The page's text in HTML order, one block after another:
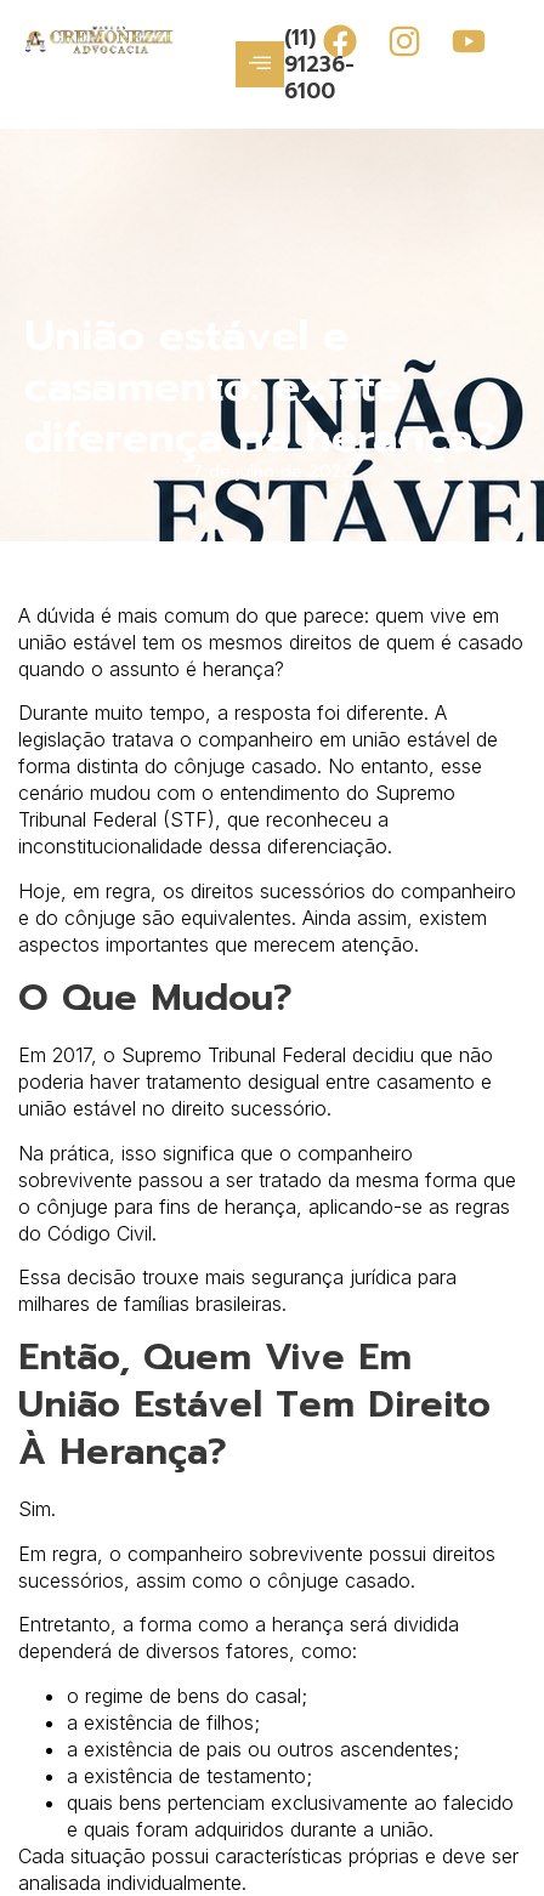
(11)
91236-
6100
casamento: existe
diferença na herança?
7 de julho de 2026
A dúvida é mais comum do que parece: quem vive em
união estável tem os mesmos direitos de quem é casado
quando o assunto é herança?
Durante muito tempo, a resposta foi diferente. A
legislação tratava o companheiro em união estável de
forma distinta do cônjuge casado. No entanto, esse
cenário mudou com o entendimento do Supremo
Tribunal Federal (STF), que reconheceu a
inconstitucionalidade dessa diferenciação.
Hoje, em regra, os direitos sucessórios do companheiro
e do cônjuge são equivalentes. Ainda assim, existem
aspectos importantes que merecem atenção.
O Que Mudou?
Em 2017, o Supremo Tribunal Federal decidiu que não
poderia haver tratamento desigual entre casamento e
união estável no direito sucessório.
Na prática, isso significa que o companheiro
sobrevivente passou a ser tratado da mesma forma que
o cônjuge para fins de herança, aplicando-se as regras
do Código Civil.
Essa decisão trouxe mais segurança jurídica para
milhares de famílias brasileiras.
Então, Quem Vive Em
União Estável Tem Direito
À Herança?
Sim.
Em regra, o companheiro sobrevivente possui direitos
sucessórios, assim como o cônjuge casado.
Entretanto, a forma como a herança será dividida
dependerá de diversos fatores, como:
o regime de bens do casal;
a existência de filhos;
a existência de pais ou outros ascendentes;
a existência de testamento;
quais bens pertenciam exclusivamente ao falecido
e quais foram adquiridos durante a união.
Cada situação possui características próprias e deve ser
analisada individualmente.